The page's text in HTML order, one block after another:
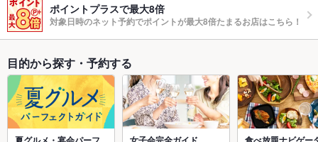
ポイントプラスで最大8倍
対象日時のネット予約でポイントが最大8倍たまるお店はこちら！
目的から探す・予約する